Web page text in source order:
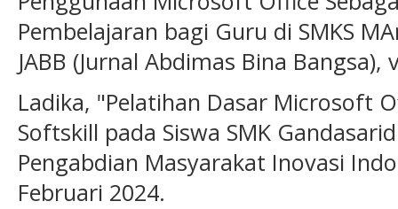
Pembelajaran bagi Guru di SMKS
JABB (Jurnal Abdimas Bina Bangsa),
Ladika, "Pelatihan Dasar Microsoft
Softskill pada Siswa SMK
Pengabdian Masyarakat Inovasi
Februari 2024.